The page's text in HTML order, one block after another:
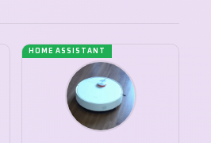
HOME ASSISTANT